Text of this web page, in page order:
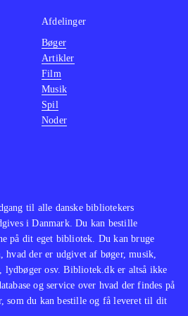
til My SingStar
i Singstar +
lignende i Just
central"
er der ingen
både sang og
Man skal
på, at spillet
og
for at kunne
til alle danske bibliotekers
i Danmark. Du kan bestille
på dit eget bibliotek. Du kan bruge
der er udgivet af bøger, musik,
lydbøger osv. Bibliotek.dk er altså ikke
og service over hvad der findes på
som du kan bestille og få leveret til dit
Afdelinger
Bøger
Artikler
Film
Musik
Spil
Noder